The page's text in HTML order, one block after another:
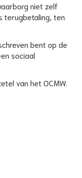
niet zelf
terugbetaling, ten
bent op de
sociaal
van het OCMW.